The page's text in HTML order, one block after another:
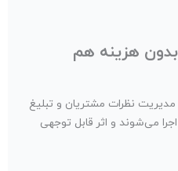
بدون هزینه هم
نظرات مشتریان و تبلیغ
می‌شوند و اثر قابل توجهی